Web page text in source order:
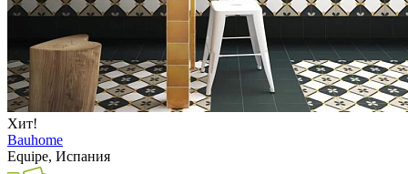
Хит!
Bauhome
Equipe, Испания